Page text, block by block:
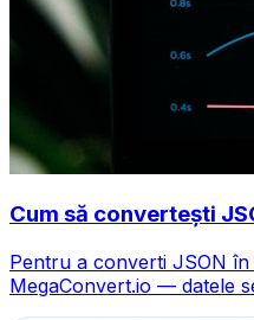
Cum să convertești
Pentru a converti JSON
MegaConvert.io — datele